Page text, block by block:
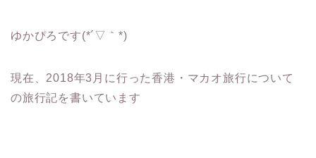
ゆかぴろです(*´▽｀*)
現在、2018年3月に行った香港・マカオ旅行について
の旅行記を書いています